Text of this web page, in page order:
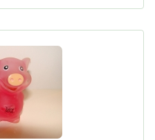
Twitter
Erweitere Suche